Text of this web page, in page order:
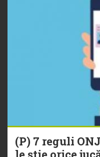
(P) 7 reguli
le știe orice